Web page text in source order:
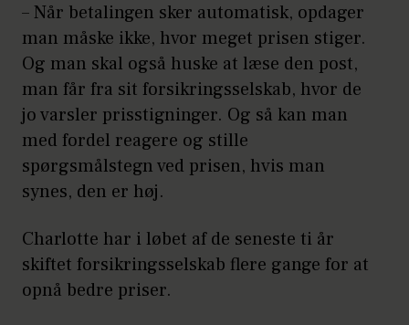
– Når betalingen sker automatisk, opdager
man måske ikke, hvor meget prisen stiger.
Og man skal også huske at læse den post,
man får fra sit forsikringsselskab, hvor de
jo varsler prisstigninger. Og så kan man
med fordel reagere og stille
spørgsmålstegn ved prisen, hvis man
synes, den er høj.
Charlotte har i løbet af de seneste ti år
skiftet forsikringsselskab flere gange for at
opnå bedre priser.